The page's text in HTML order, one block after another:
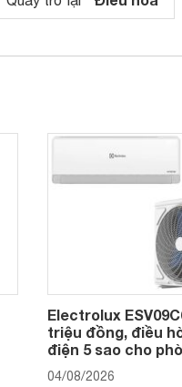
Electrolux
triệu đồng, điều
điện 5 sao cho
04/08/2026